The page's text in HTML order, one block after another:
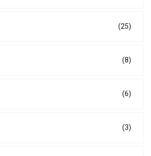
(25)
(8)
(6)
(3)